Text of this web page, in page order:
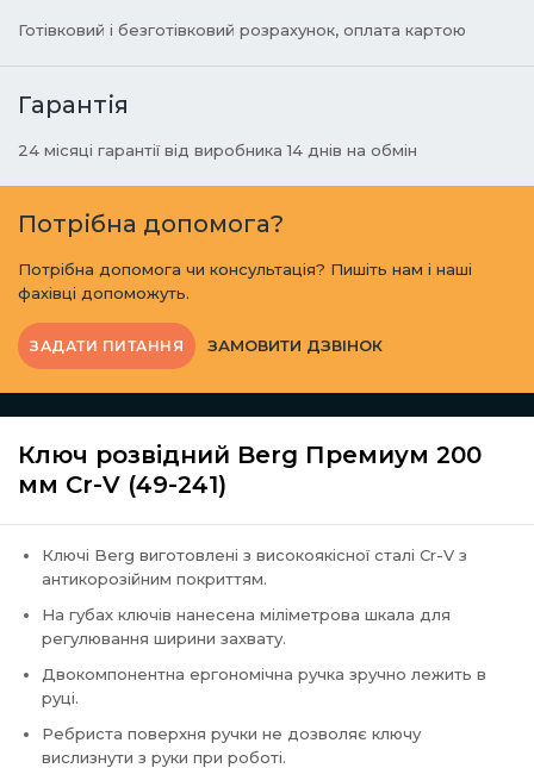
Готівковий і безготівковий розрахунок, оплата картою
Гарантія
24 місяці гарантії від виробника 14 днів на обмін
Потрібна допомога?
Потрібна допомога чи консультація? Пишіть нам і наші
фахівці допоможуть.
ЗАДАТИ ПИТАННЯ ЗАМОВИТИ ДЗВІНОК
Ключ розвідний Berg Премиум 200
мм Cr-V (49-241)
Ключі Berg виготовлені з високоякісної сталі Cr-V з
антикорозійним покриттям.
На губах ключів нанесена міліметрова шкала для
регулювання ширини захвату.
Двокомпонентна ергономічна ручка зручно лежить в
руці.
Ребриста поверхня ручки не дозволяє ключу
вислизнути з руки при роботі.